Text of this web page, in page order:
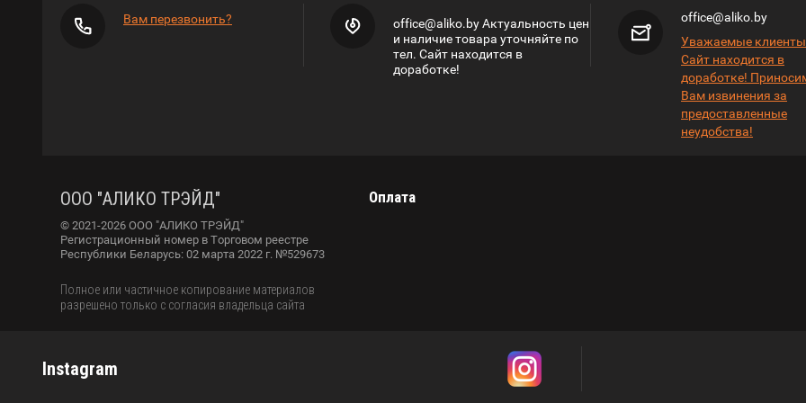
Вам перезвонить?
office@aliko.by Актуальность цен
и наличие товара уточняйте по
тел. Сайт находится в
доработке!
office@aliko.by
Уважаемые
Сайт находится в
доработке!
Вам извинения за
предоставленные
неудобства!
ООО "АЛИКО ТРЭЙД"
© 2021-2026 ООО "АЛИКО ТРЭЙД"
Регистрационный номер в Торговом реестре
Республики Беларусь: 02 марта 2022 г. №529673
Полное или частичное копирование материалов
разрешено только с согласия владельца сайта
Оплата
Instagram